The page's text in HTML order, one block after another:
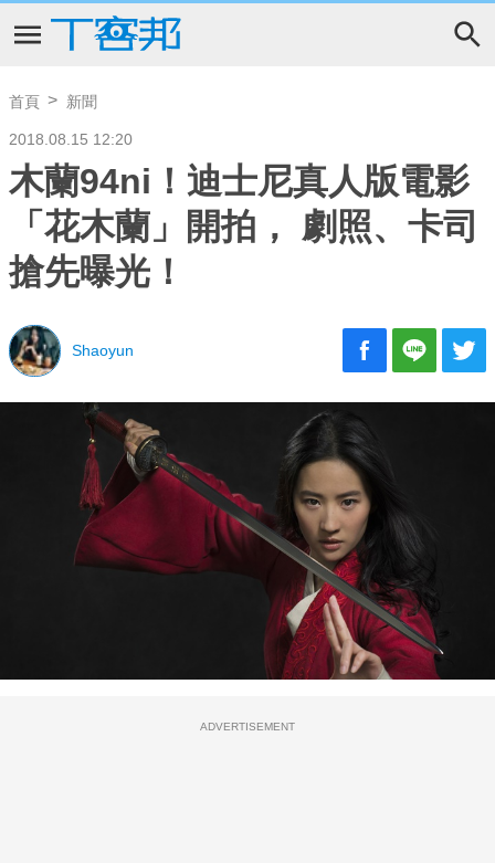
首頁 新聞
2018.08.15 12:20
木蘭94ni！迪士尼真人版電影
「花木蘭」開拍， 劇照、卡司
搶先曝光！
Shaoyun
ADVERTISEMENT